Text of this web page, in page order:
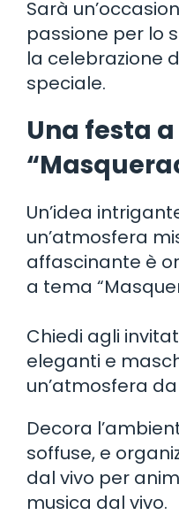
Sarà
passione per lo
la celebrazione
speciale.
Una festa
Un’idea
un’atmosfera
affascinante è
a tema
Chiedi agli
eleganti e
un’atmosfera
Decora
soffuse, e
dal vivo per
musica dal vivo.